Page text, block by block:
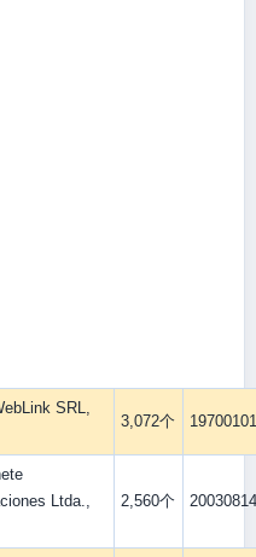
SRL,
3,072个 19700101
Ltda.,
2,560个 20030814